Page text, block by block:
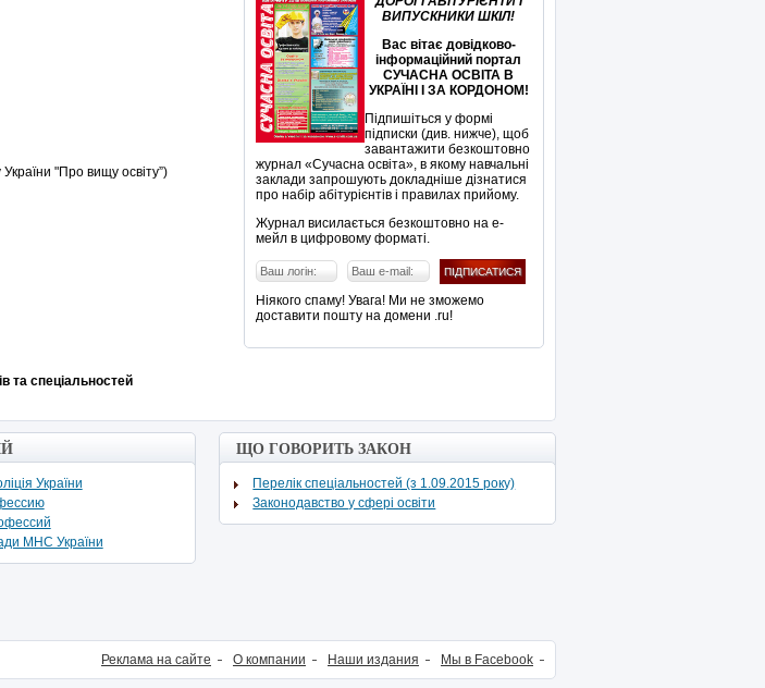
"Про вищу освіту”)
та спеціальностей
ВИПУСКНИКИ ШКІЛ!
Вас вітає довідково-
інформаційний портал
СУЧАСНА ОСВІТА В
УКРАЇНІ І ЗА КОРДОНОМ!
Підпишіться у формі
підписки (див. нижче), щоб
завантажити безкоштовно
журнал «Сучасна освіта», в якому навчальні
заклади запрошують докладніше дізнатися
про набір абітурієнтів і правилах прийому.
Журнал висилається безкоштовно на е-
мейл в цифровому форматі.
Ніякого спаму! Увага! Ми не зможемо
доставити пошту на домени .ru!
України
МНС України
ЩО ГОВОРИТЬ ЗАКОН
Перелік спеціальностей (з 1.09.2015 року)
Законодавство у сфері освіти
Мы в Facebook
Наши издания
О компании
Реклама на сайте